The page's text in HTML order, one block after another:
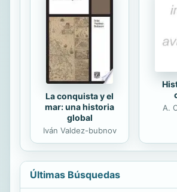
La conquista y el
mar: una historia
global
Iván Valdez-bubnov
A.
Últimas Búsquedas